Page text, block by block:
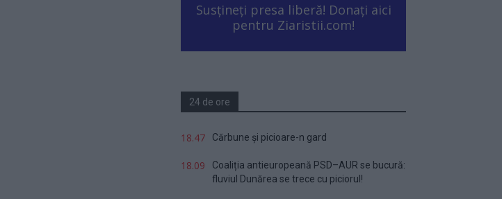
Susțineți presa liberă! Donați aici
pentru Ziaristii.com!
24 de ore
18.47 Cărbune și picioare-n gard
18.09
Coaliția antieuropeană PSD–AUR se bucură:
fluviul Dunărea se trece cu piciorul!